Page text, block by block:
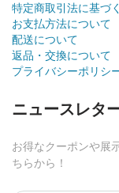
特定商取引法に基づ
お支払方法について
配送について
返品・交換について
プライバシーポリシ
ニュースレタ
お得なクーポンや展
ちらから！